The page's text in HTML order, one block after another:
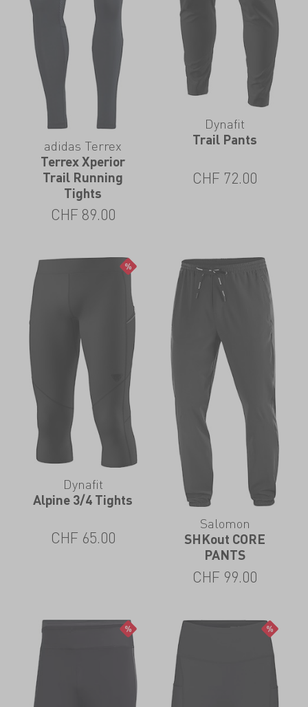
adidas Terrex
Terrex Xperior
Trail Running
Tights
CHF 89.00
Dynafit
Trail Pants
CHF 72.00
Dynafit
Alpine 3/4 Tights
CHF 65.00
Salomon
SHKout CORE
PANTS
CHF 99.00